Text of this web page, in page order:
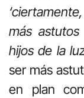
más
hijos de la
ser más
en plan